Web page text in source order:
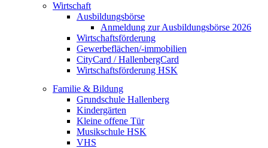
Wirtschaft
Ausbildungsbörse
Anmeldung zur Ausbildungsbörse 2026
Wirtschaftsförderung
Gewerbeflächen/-immobilien
CityCard / HallenbergCard
Wirtschaftsförderung HSK
Familie & Bildung
Grundschule Hallenberg
Kindergärten
Kleine offene Tür
Musikschule HSK
VHS